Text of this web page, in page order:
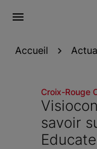
Ouvrir
Accueil
Croix-Rouge
savoir